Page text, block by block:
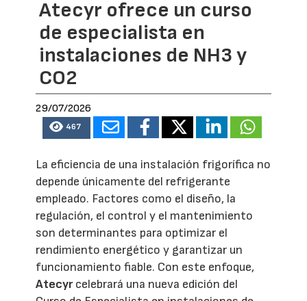
Atecyr ofrece un curso
de especialista en
instalaciones de NH3 y
CO2
29/07/2026
467
La eficiencia de una instalación frigorífica no
depende únicamente del refrigerante
empleado. Factores como el diseño, la
regulación, el control y el mantenimiento
son determinantes para optimizar el
rendimiento energético y garantizar un
funcionamiento fiable. Con este enfoque,
Atecyrcelebrará una nueva edición del